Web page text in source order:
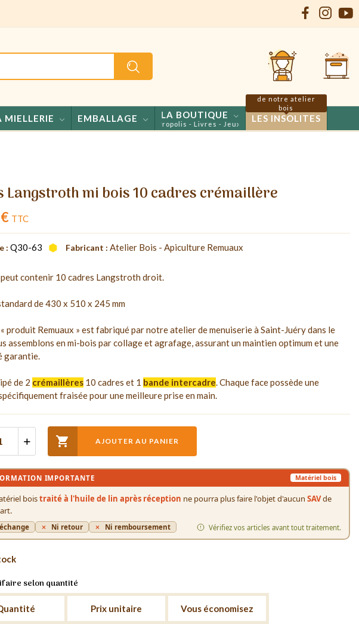
MIELLERIE EMBALLAGE LA BOUTIQUE
Miels - Confiseries - Propolis - Livres - Jeux
LES INSOLITES
de notre atelier
bois
Langstroth mi bois 10 cadres crémaillère
TTC
: Q30-63 Fabricant : Atelier Bois - Apiculture Remuaux
peut contenir 10 cadres Langstroth droit.
de 430 x 510 x 245 mm
produit Remuaux » est fabriqué par notre atelier de menuiserie à Saint-Juéry dans le
assemblons en mi-bois par collage et agrafage, assurant un maintien optimum et une
garantie.
de 2 crémaillères 10 cadres et 1 bande intercadre. Chaque face possède une
fraisée pour une meilleure prise en main.
 AJOUTER AU PANIER
IMPORTANTE Matériel bois
boistraité à l'huile de lin après réception ne pourra plus faire l'objet d'aucun SAVde
Ni retour Ni remboursement Vérifiez vos articles avant tout traitement.
selon quantité
Prix unitaire Vous économisez